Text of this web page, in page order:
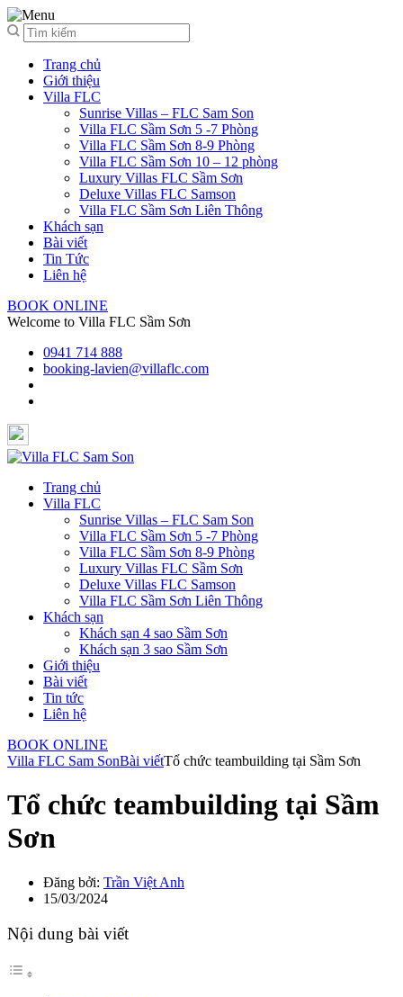
Trang chủ
Giới thiệu
Villa FLC
Sunrise Villas – FLC Sam Son
Villa FLC Sầm Sơn 5 -7 Phòng
Villa FLC Sầm Sơn 8-9 Phòng
Villa FLC Sầm Sơn 10 – 12 phòng
Luxury Villas FLC Sầm Sơn
Deluxe Villas FLC Samson
Villa FLC Sầm Sơn Liên Thông
Khách sạn
Bài viết
Tin Tức
Liên hệ
BOOK ONLINE
Welcome to Villa FLC Sầm Sơn
0941 714 888
booking-lavien@villaflc.com
Trang chủ
Villa FLC
Sunrise Villas – FLC Sam Son
Villa FLC Sầm Sơn 5 -7 Phòng
Villa FLC Sầm Sơn 8-9 Phòng
Luxury Villas FLC Sầm Sơn
Deluxe Villas FLC Samson
Villa FLC Sầm Sơn Liên Thông
Khách sạn
Khách sạn 4 sao Sầm Sơn
Khách sạn 3 sao Sầm Sơn
Giới thiệu
Bài viết
Tin tức
Liên hệ
BOOK ONLINE
Villa FLC Sam SonBài viếtTổ chức teambuilding tại Sầm Sơn
Tổ chức teambuilding tại Sầm
Sơn
Đăng bởi: Trần Việt Anh
15/03/2024
Nội dung bài viết